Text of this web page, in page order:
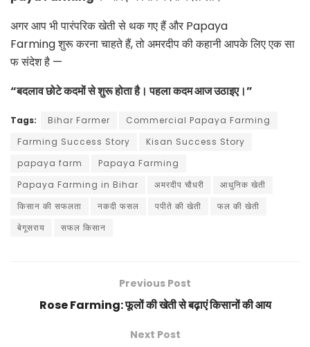
अगर आप भी पारंपरिक खेती से थक गए हैं और Papaya
Farmingशुरू करना चाहते हैं, तो अमरदीप की कहानी आपके लिए एक सा
फ संदेश है —
“बदलाव छोटे कदमों से शुरू होता है। पहला कदम आज उठाइए।”
Tags: Bihar Farmer
Commercial Papaya Farming
Farming Success Story
Kisan Success Story
papaya farm
Papaya Farming
Papaya Farming in Bihar
अमरदीप चौधरी
आधुनिक खेती
किसान की सफलता
नकदी फसल पपीते की खेती
फल की खेती
बेगूसराय
सफल किसान
Previous Post
Rose Farming: फूलों की खेती से बढ़ाएं किसानों की आय
Next Post